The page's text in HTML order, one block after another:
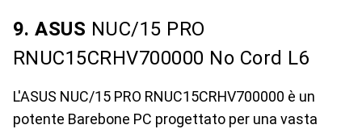
9. ASUS NUC/15 PRO
RNUC15CRHV700000 No Cord L6
L'ASUS NUC/15 PRO RNUC15CRHV700000 è un
potente Barebone PC progettato per una vasta